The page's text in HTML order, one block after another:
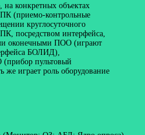
конкретных объектах
(приемо-контрольные
круглосуточного
посредством интерфейса,
оконечными ПОО (играют
БОЛИД),
пультовый
же играет роль оборудование